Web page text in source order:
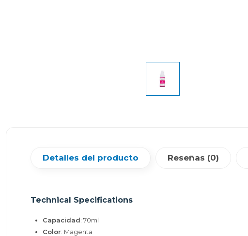
Detalles del producto Reseñas (0)
Technical Specifications
Capacidad: 70ml
Color: Magenta